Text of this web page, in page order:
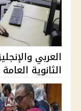
العربي
الثانوية العامة 2026 وتأثيرهما ع...